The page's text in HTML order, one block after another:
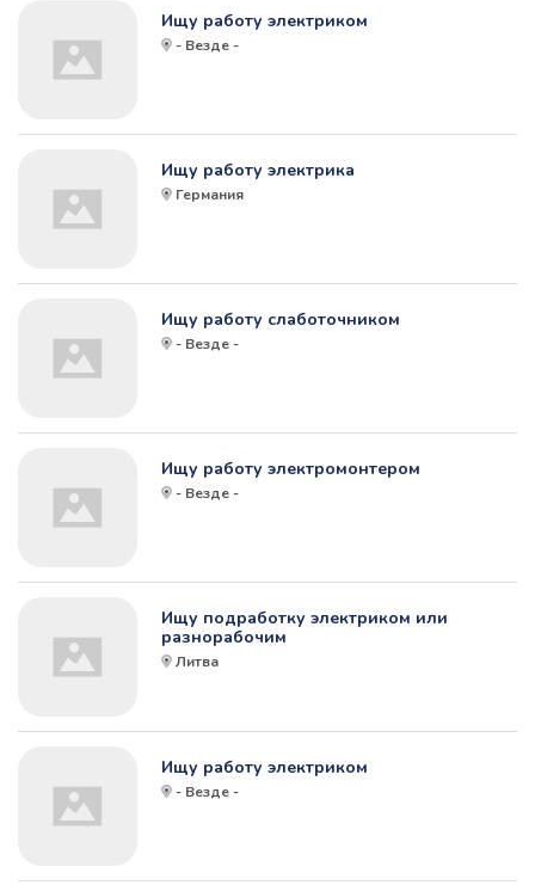
Ищу работу электриком
- Везде -
Ищу работу электрика
Германия
Ищу работу слаботочником
- Везде -
Ищу работу электромонтером
- Везде -
Ищу подработку электриком или
разнорабочим
Литва
Ищу работу электриком
- Везде -